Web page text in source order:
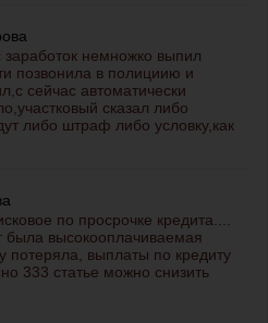
заработок немножко выпил
позвонила в полициию и
сейчас автоматически
сказал либо
либо штраф либо условку,как
по просрочке кредита....
была высокооплачиваемая
потеряла, выплаты по кредиту
333 статье можно снизить